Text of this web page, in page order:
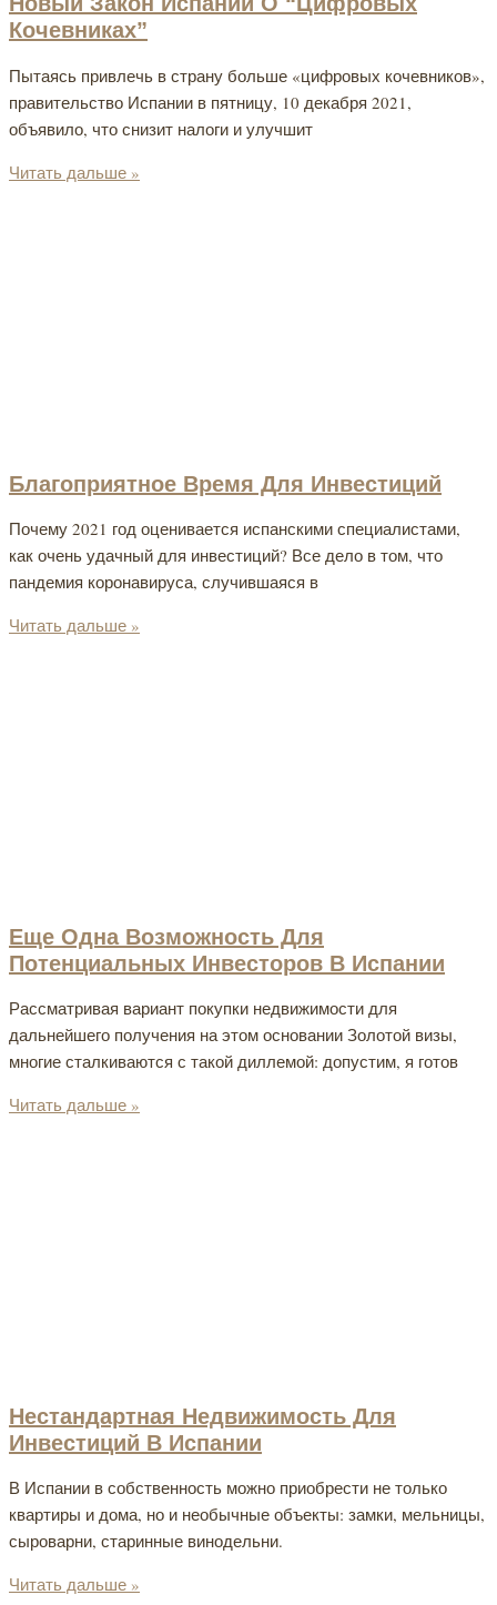
Кочевниках”
Пытаясь привлечь в страну больше «цифровых кочевников»,
правительство Испании в пятницу, 10 декабря 2021,
объявило, что снизит налоги и улучшит
Читать дальше »
Благоприятное Время Для Инвестиций
Почему 2021 год оценивается испанскими специалистами,
как очень удачный для инвестиций? Все дело в том, что
пандемия коронавируса, случившаяся в
Читать дальше »
Еще Одна Возможность Для
Потенциальных Инвесторов В Испании
Рассматривая вариант покупки недвижимости для
дальнейшего получения на этом основании Золотой визы,
многие сталкиваются с такой диллемой: допустим, я готов
Читать дальше »
Нестандартная Недвижимость Для
Инвестиций В Испании
В Испании в собственность можно приобрести не только
квартиры и дома, но и необычные объекты: замки, мельницы,
сыроварни, старинные винодельни.
Читать дальше »